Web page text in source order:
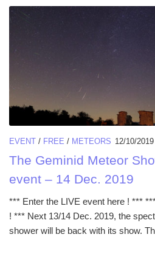
EVENT / FREE / METEORS 12/10/2019
The Geminid Meteor
event – 14 Dec. 2019
*** Enter the LIVE event here ! ***
! *** Next 13/14 Dec. 2019, the
shower will be back with its show.